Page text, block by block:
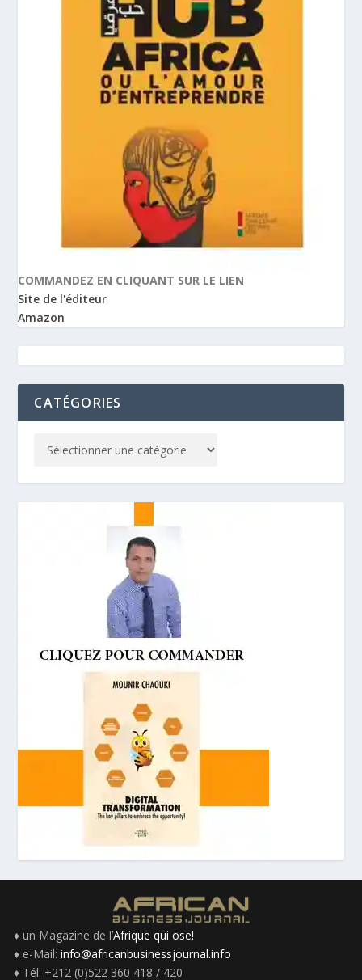
COMMANDEZ EN CLIQUANT SUR LE LIEN
Site de l'éditeur
Amazon
CATÉGORIES
♦ un Magazine de l’Afrique qui ose!
♦ e-Mail: info@africanbusinessjournal.info
♦ Tél: +212 (0)522 360 418 / 420